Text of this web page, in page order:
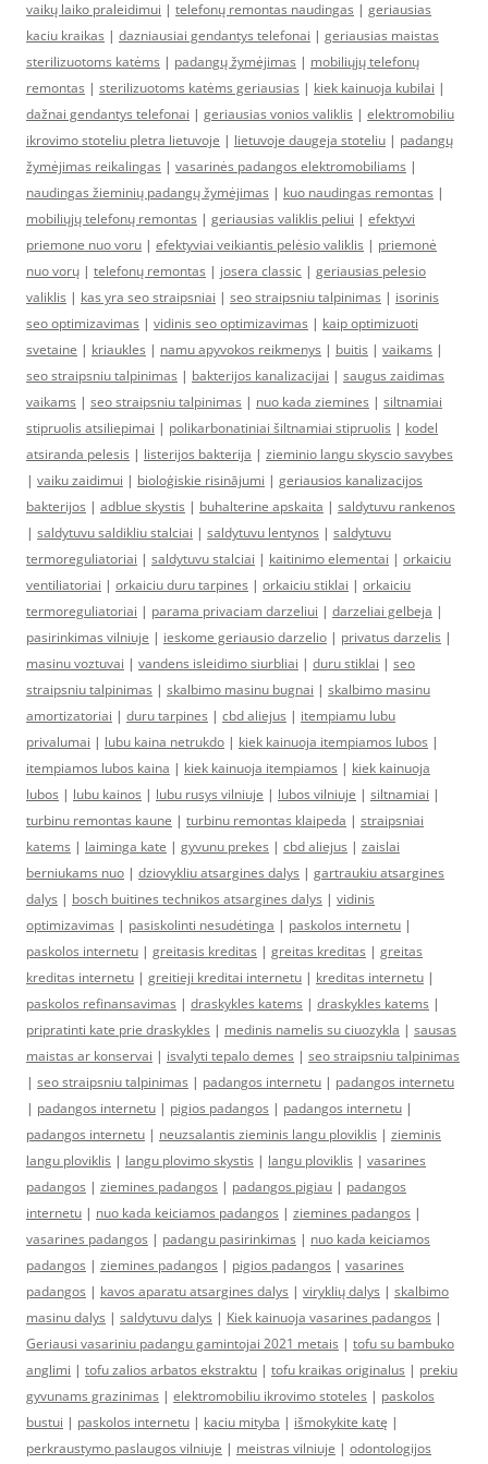
vaikų laiko praleidimui | telefonų remontas naudingas | geriausias
kaciu kraikas | dazniausiai gendantys telefonai | geriausias maistas
sterilizuotoms katėms | padangų žymėjimas | mobiliųjų telefonų
remontas | sterilizuotoms katėms geriausias | kiek kainuoja kubilai |
dažnai gendantys telefonai | geriausias vonios valiklis | elektromobiliu
ikrovimo stoteliu pletra lietuvoje | lietuvoje daugeja stoteliu | padangų
žymėjimas reikalingas | vasarinės padangos elektromobiliams |
naudingas žieminių padangų žymėjimas | kuo naudingas remontas |
mobiliųjų telefonų remontas | geriausias valiklis peliui | efektyvi
priemone nuo voru | efektyviai veikiantis pelėsio valiklis | priemonė
nuo vorų | telefonų remontas | josera classic | geriausias pelesio
valiklis | kas yra seo straipsniai | seo straipsniu talpinimas | isorinis
seo optimizavimas | vidinis seo optimizavimas | kaip optimizuoti
svetaine | kriaukles | namu apyvokos reikmenys | buitis | vaikams |
seo straipsniu talpinimas | bakterijos kanalizacijai | saugus zaidimas
vaikams | seo straipsniu talpinimas | nuo kada ziemines | siltnamiai
stipruolis atsiliepimai | polikarbonatiniai šiltnamiai stipruolis | kodel
atsiranda pelesis | listerijos bakterija | zieminio langu skyscio savybes
| vaiku zaidimui | bioloģiskie risinājumi | geriausios kanalizacijos
bakterijos | adblue skystis | buhalterine apskaita | saldytuvu rankenos
| saldytuvu saldikliu stalciai | saldytuvu lentynos | saldytuvu
termoreguliatoriai | saldytuvu stalciai | kaitinimo elementai | orkaiciu
ventiliatoriai | orkaiciu duru tarpines | orkaiciu stiklai | orkaiciu
termoreguliatoriai | parama privaciam darzeliui | darzeliai gelbeja |
pasirinkimas vilniuje | ieskome geriausio darzelio | privatus darzelis |
masinu voztuvai | vandens isleidimo siurbliai | duru stiklai | seo
straipsniu talpinimas | skalbimo masinu bugnai | skalbimo masinu
amortizatoriai | duru tarpines | cbd aliejus | itempiamu lubu
privalumai | lubu kaina netrukdo | kiek kainuoja itempiamos lubos |
itempiamos lubos kaina | kiek kainuoja itempiamos | kiek kainuoja
lubos | lubu kainos | lubu rusys vilniuje | lubos vilniuje | siltnamiai |
turbinu remontas kaune | turbinu remontas klaipeda | straipsniai
katems | laiminga kate | gyvunu prekes | cbd aliejus | zaislai
berniukams nuo | dziovykliu atsargines dalys | gartraukiu atsargines
dalys | bosch buitines technikos atsargines dalys | vidinis
optimizavimas | pasiskolinti nesudėtinga | paskolos internetu |
paskolos internetu | greitasis kreditas | greitas kreditas | greitas
kreditas internetu | greitieji kreditai internetu | kreditas internetu |
paskolos refinansavimas | draskykles katems | draskykles katems |
pripratinti kate prie draskykles | medinis namelis su ciuozykla | sausas
maistas ar konservai | isvalyti tepalo demes | seo straipsniu talpinimas
| seo straipsniu talpinimas | padangos internetu | padangos internetu
| padangos internetu | pigios padangos | padangos internetu |
padangos internetu | neuzsalantis zieminis langu ploviklis | zieminis
langu ploviklis | langu plovimo skystis | langu ploviklis | vasarines
padangos | ziemines padangos | padangos pigiau | padangos
internetu | nuo kada keiciamos padangos | ziemines padangos |
vasarines padangos | padangu pasirinkimas | nuo kada keiciamos
padangos | ziemines padangos | pigios padangos | vasarines
padangos | kavos aparatu atsargines dalys | viryklių dalys | skalbimo
masinu dalys | saldytuvu dalys | Kiek kainuoja vasarines padangos |
Geriausi vasariniu padangu gamintojai 2021 metais | tofu su bambuko
anglimi | tofu zalios arbatos ekstraktu | tofu kraikas originalus | prekiu
gyvunams grazinimas | elektromobiliu ikrovimo stoteles | paskolos
bustui | paskolos internetu | kaciu mityba | išmokykite katę |
perkraustymo paslaugos vilniuje | meistras vilniuje | odontologijos